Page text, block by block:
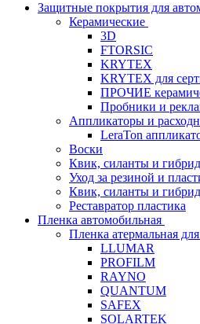
Защитные покрытия для
Керамические
3D
FTORSIC
KRYTEX
KRYTEX для
ПРОЧИЕ
Пробники и
Аппликаторы и
LeraTon
Воски
Квик, силанты и
Уход за резиной и
Квик, силанты и
Реставратор пластика
Пленка автомобильная
Пленка атермальная для
LLUMAR
PROFILM
RAYNO
QUANTUM
SAFEX
SOLARTEK